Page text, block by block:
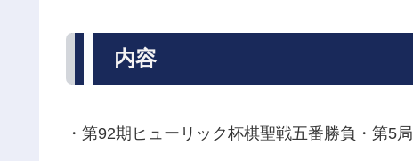
内容
・第92期ヒューリック杯棋聖戦五番勝負・第5局